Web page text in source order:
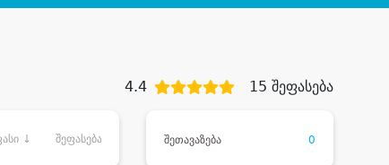
4.4 15 შეფასება
↓ შეფასება შეთავაზება 0